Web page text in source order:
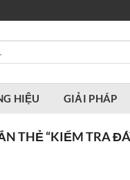
HIỆU GIẢI PHÁP
THẺ “KIỂM TRA